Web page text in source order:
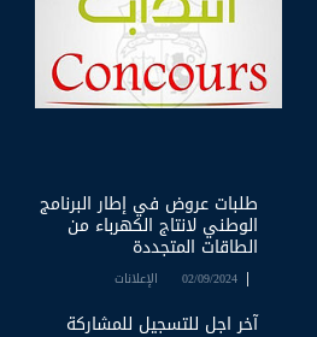
طلبات عروض في إطار البرنامج
الوطني لانتاج الكهرباء من
الطاقات المتجددة
02/09/2024 الإعلانات
آخر اجل للتسجيل للمشاركة